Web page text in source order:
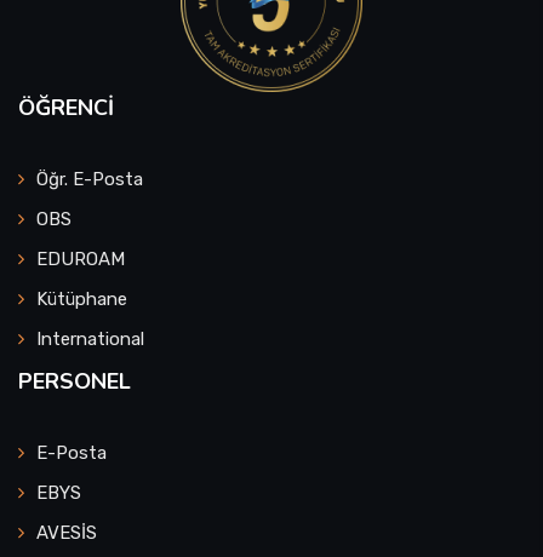
ÖĞRENCI
Öğr. E-Posta
OBS
EDUROAM
Kütüphane
International
PERSONEL
E-Posta
EBYS
AVESİS